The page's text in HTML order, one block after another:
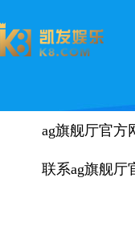
ag旗舰厅官方
联系ag旗舰厅